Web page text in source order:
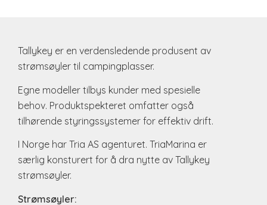
Tallykey er en verdensledende produsent av
strømsøyler til campingplasser.
Egne modeller tilbys kunder med spesielle
behov. Produktspekteret omfatter også
tilhørende styringssystemer for effektiv drift.
I Norge har Tria AS agenturet. TriaMarina er
særlig konsturert for å dra nytte av Tallykey
strømsøyler.
Strømsøyler: